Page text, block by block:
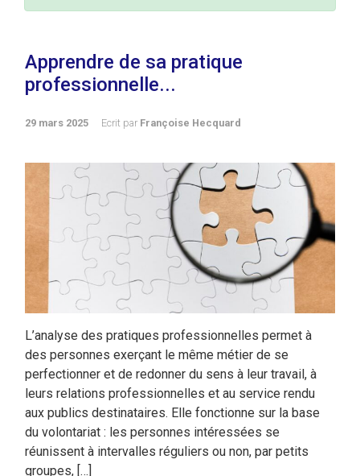
Apprendre de sa pratique
professionnelle...
29 mars 2025 Ecrit par Françoise Hecquard
L’analyse des pratiques professionnelles permet à
des personnes exerçant le même métier de se
perfectionner et de redonner du sens à leur travail, à
leurs relations professionnelles et au service rendu
aux publics destinataires. Elle fonctionne sur la base
du volontariat : les personnes intéressées se
réunissent à intervalles réguliers ou non, par petits
groupes, […]